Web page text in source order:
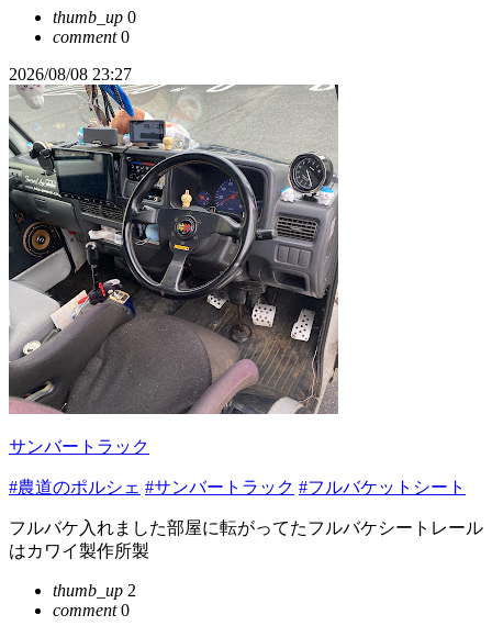
thumb_up 0
comment0
2026/08/08 23:27
サンバートラック
#農道のポルシェ #サンバートラック #フルバケットシート
フルバケ入れました部屋に転がってたフルバケシートレール
はカワイ製作所製
thumb_up 2
comment0